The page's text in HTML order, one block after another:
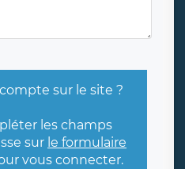
sur le site ?
les champs
sur le formulaire
vous connecter.